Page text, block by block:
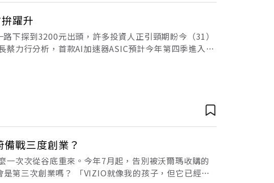
躍升
下探到3200元出頭，許多投資人正引頸期盼今（31）
力行分析，首款AI加速器ASIC預計今年第四季進入量
戰三度創業？
次次從谷底重來。今年7月起，告別被沃爾瑪收購的
第三次創業嗎？ 「VIZIO就像我的孩子，但它已經長